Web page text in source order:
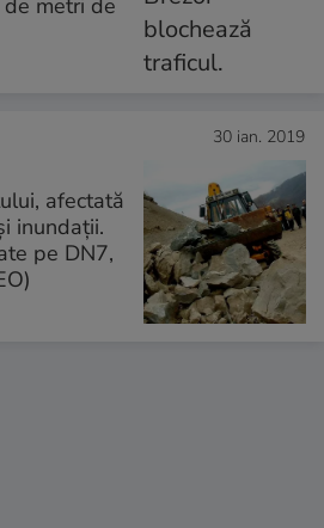
metri de
30 ian. 2019
afectată
inundații.
pe DN7,